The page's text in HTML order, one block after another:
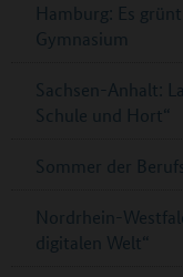
Hamburg: Es
Gymnasium
Sachsen-Anhalt:
Schule und Hort“
Sommer der
Nordrhein-
digitalen Welt“